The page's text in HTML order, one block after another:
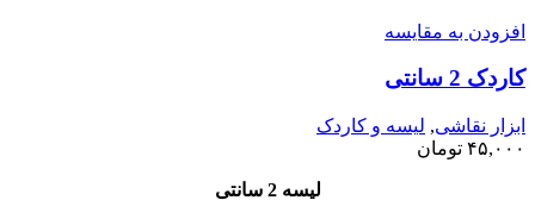
افزودن به مقایسه
کاردک 2 سانتی
ابزار نقاشی, لیسه و کاردک
۴۵,۰۰۰ تومان
لیسه 2 سانتی